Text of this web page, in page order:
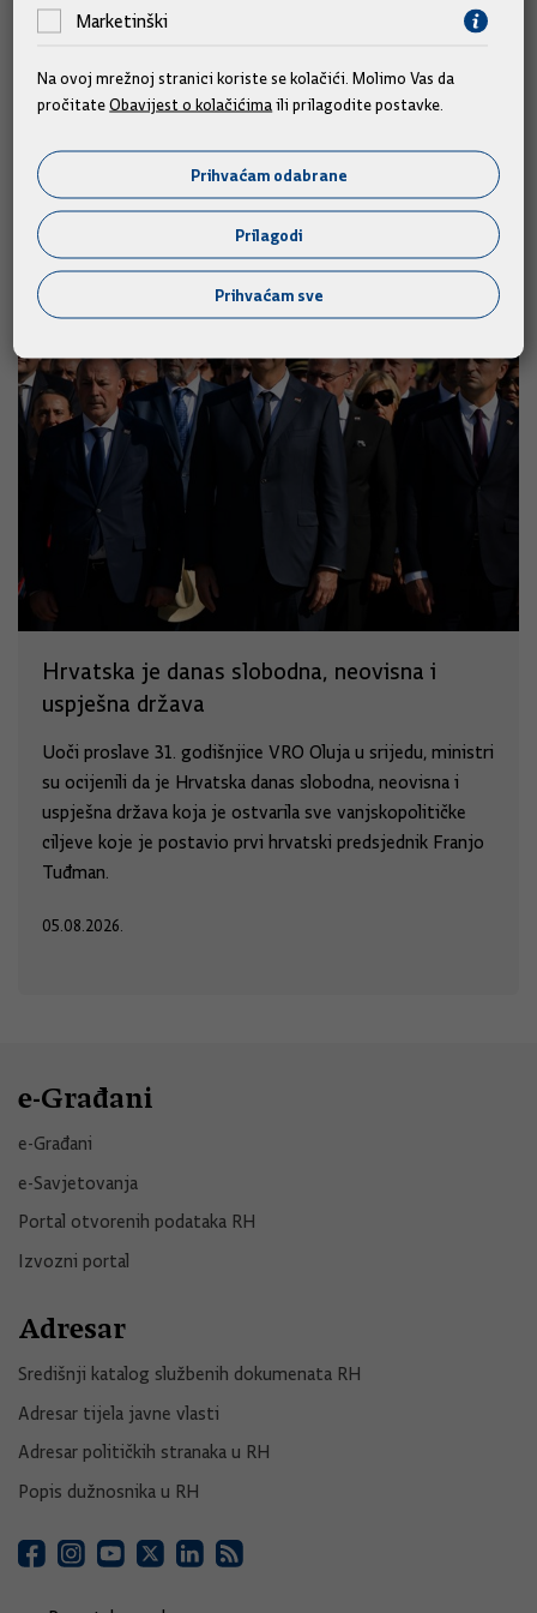
institutu predsjednika da donese pravu odluku," rekao je
brzo u javnoj raspravi.
Slične vijesti
Hrvatska je danas slobodna, neovisna i
uspješna država
Uoči proslave 31. godišnjice VRO Oluja u srijedu, ministri
su ocijenili da je Hrvatska danas slobodna, neovisna i
uspješna država koja je ostvarila sve vanjskopolitičke
ciljeve koje je postavio prvi hrvatski predsjednik Franjo
Tuđman.
05.08.2026.
e-Građani
e-Građani
e-Savjetovanja
Portal otvorenih podataka RH
Izvozni portal
Adresar
Središnji katalog službenih dokumenata RH
Adresar tijela javne vlasti
Adresar političkih stranaka u RH
Popis dužnosnika u RH
Marketinški
Na ovoj mrežnoj stranici koriste se kolačići. Molimo Vas da
pročitateObavijest o kolačićima ili prilagodite postavke.
Prihvaćam odabrane
Prilagodi
Prihvaćam sve